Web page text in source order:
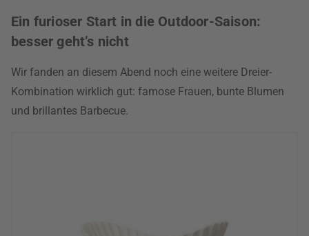
Ein furioser Start in die Outdoor-Saison:
besser geht’s nicht
Wir fanden an diesem Abend noch eine weitere Dreier-
Kombination wirklich gut: famose Frauen, bunte Blumen
und brillantes Barbecue.